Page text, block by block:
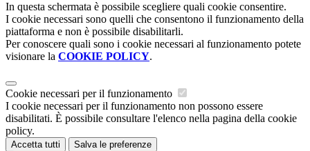
In questa schermata è possibile scegliere quali cookie consentire.
I cookie necessari sono quelli che consentono il funzionamento della
piattaforma e non è possibile disabilitarli.
Per conoscere quali sono i cookie necessari al funzionamento potete
visionare la COOKIE POLICY.
Cookie necessari per il funzionamento
I cookie necessari per il funzionamento non possono essere
disabilitati. È possibile consultare l'elenco nella pagina della cookie
policy.
Accetta tutti Salva le preferenze